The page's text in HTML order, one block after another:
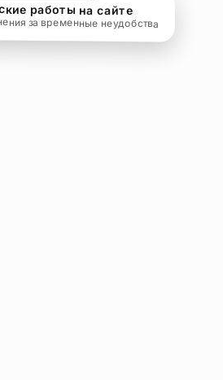
работы на сайте
за временные неудобства